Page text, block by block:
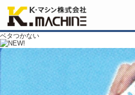
ベタつかない